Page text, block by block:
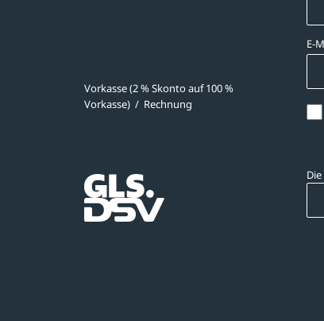
Vorkasse (2 % Skonto auf 100 %
Vorkasse) / Rechnung
E-